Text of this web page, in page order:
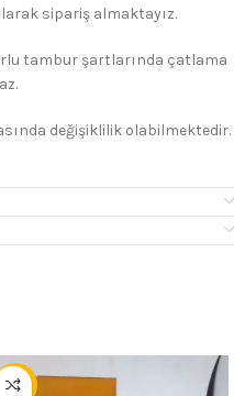
sipariş almaktayız.
tambur şartlarında çatlama
değişiklilik olabilmektedir.
- 30%